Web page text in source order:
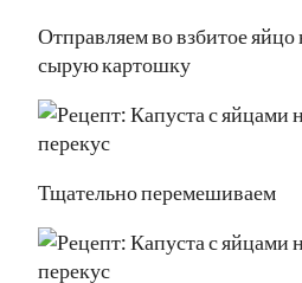
Отправляем во взбитое
сырую картошку
Тщательно перемешиваем